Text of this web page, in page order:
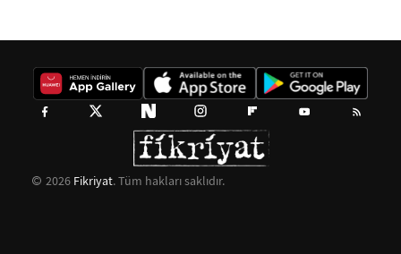
2026 Fikriyat. Tüm hakları saklıdır.